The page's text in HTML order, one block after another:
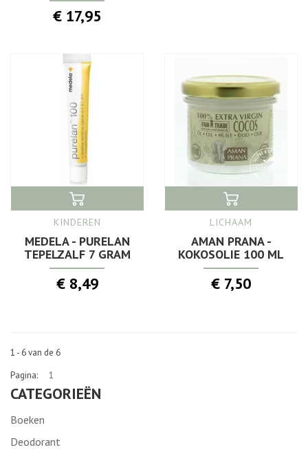
€ 17,95
KINDEREN
MEDELA - PURELAN
TEPELZALF 7 GRAM
€ 8,49
LICHAAM
AMAN PRANA -
KOKOSOLIE 100 ML
€ 7,50
1 - 6 van de 6
Pagina:
1
CATEGORIEËN
Boeken
Deodorant